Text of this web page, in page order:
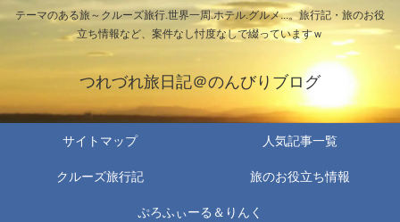
テーマのある旅～クルーズ旅行.世界一周.ホテル.グルメ...。旅行記・旅のお役
立ち情報など、案件なし忖度なしで綴っていますｗ
つれづれ旅日記＠のんびりブログ
サイトマップ 人気記事一覧
クルーズ旅行記 旅のお役立ち情報
ぷろふぃーる＆りんく